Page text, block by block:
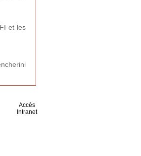
et les
Accès
Intranet